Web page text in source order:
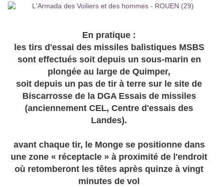
En pratique :
les tirs d'essai des missiles balistiques MSBS
sont effectués soit depuis un sous-marin en
plongée au large de Quimper,
soit depuis un pas de tir à terre sur le site de
Biscarrosse de la DGA Essais de missiles
(anciennement CEL, Centre d'essais des
Landes).
avant chaque tir, le Monge se positionne dans
une zone « réceptacle » à proximité de l'endroit
où retomberont les têtes après quinze à vingt
minutes de vol